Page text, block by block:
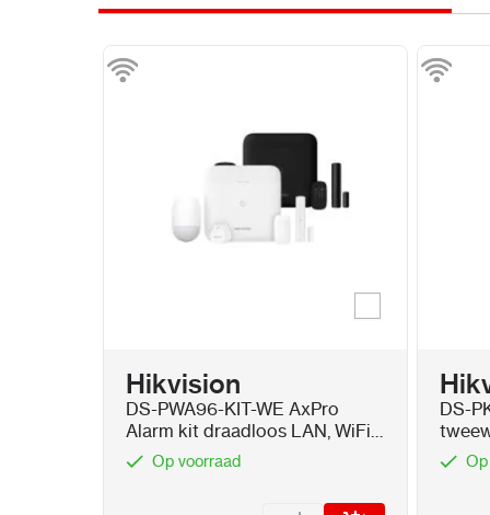
Kleur
Hikvision
DS-PWA96-KIT-WE AxPro
Alarm kit draadloos LAN, WiFi
en 3G/4G
Op voorraad
DS-